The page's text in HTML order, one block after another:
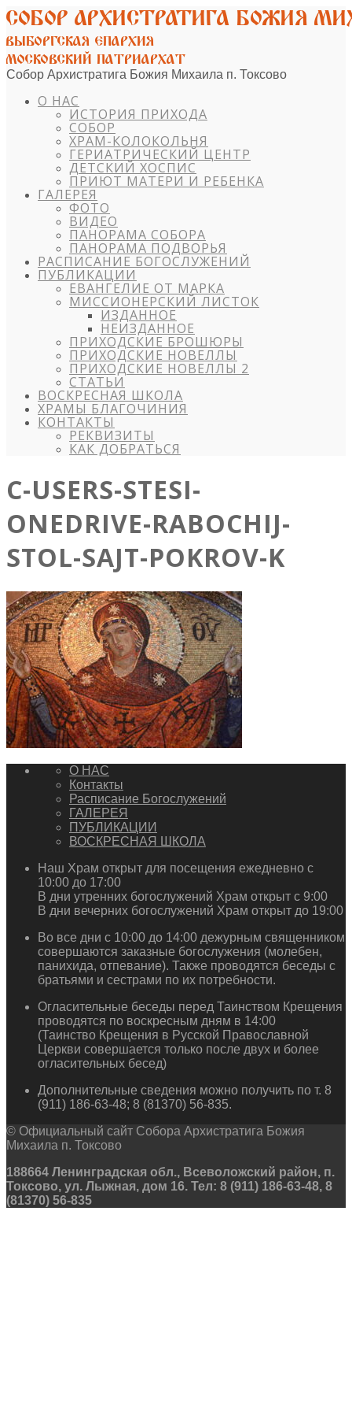
Собор Архистратига Божия Михаила п. Токсово
О НАС
ИСТОРИЯ ПРИХОДА
СОБОР
ХРАМ-КОЛОКОЛЬНЯ
ГЕРИАТРИЧЕСКИЙ ЦЕНТР
ДЕТСКИЙ ХОСПИС
ПРИЮТ МАТЕРИ И РЕБЕНКА
ГАЛЕРЕЯ
ФОТО
ВИДЕО
ПАНОРАМА СОБОРА
ПАНОРАМА ПОДВОРЬЯ
РАСПИСАНИЕ БОГОСЛУЖЕНИЙ
ПУБЛИКАЦИИ
ЕВАНГЕЛИЕ ОТ МАРКА
МИССИОНЕРСКИЙ ЛИСТОК
ИЗДАННОЕ
НЕИЗДАННОЕ
ПРИХОДСКИЕ БРОШЮРЫ
ПРИХОДСКИЕ НОВЕЛЛЫ
ПРИХОДСКИЕ НОВЕЛЛЫ 2
СТАТЬИ
ВОСКРЕСНАЯ ШКОЛА
ХРАМЫ БЛАГОЧИНИЯ
КОНТАКТЫ
РЕКВИЗИТЫ
КАК ДОБРАТЬСЯ
C-USERS-STESI-
ONEDRIVE-RABOCHIJ-
STOL-SAJT-POKROV-K
О НАС
Контакты
Расписание Богослужений
ГАЛЕРЕЯ
ПУБЛИКАЦИИ
ВОСКРЕСНАЯ ШКОЛА
Наш Храм открыт для посещения ежедневно с
10:00 до 17:00
В дни утренних богослужений Храм открыт с 9:00
В дни вечерних богослужений Храм открыт до 19:00
Во все дни с 10:00 до 14:00 дежурным священником
совершаются заказные богослужения (молебен,
панихида, отпевание). Также проводятся беседы с
братьями и сестрами по их потребности.
Огласительные беседы перед Таинством Крещения
проводятся по воскресным дням в 14:00
(Таинство Крещения в Русской Православной
Церкви совершается только после двух и более
огласительных бесед)
Дополнительные сведения можно получить по т. 8
(911) 186-63-48; 8 (81370) 56-835.
© Официальный сайт Собора Архистратига Божия
Михаила п. Токсово
188664 Ленинградская обл., Всеволожский район, п.
Токсово, ул. Лыжная, дом 16. Тел: 8 (911) 186-63-48, 8
(81370) 56-835